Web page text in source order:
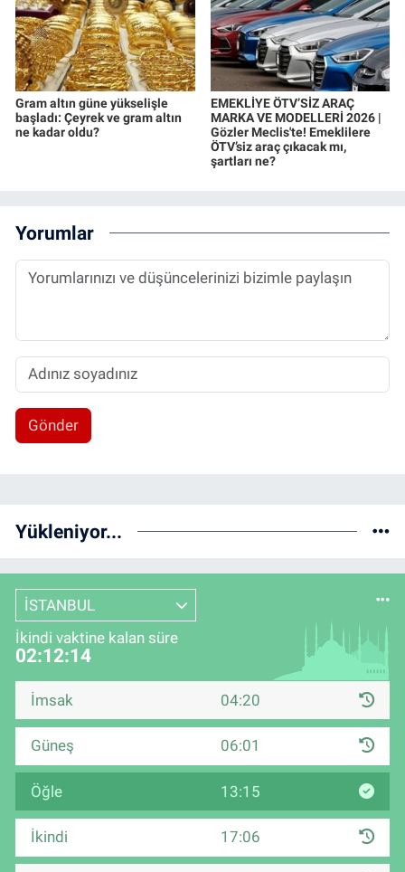
Gram altın güne yükselişle
başladı: Çeyrek ve gram altın
ne kadar oldu?
EMEKLİYE ÖTV’SİZ ARAÇ
MARKA VE MODELLERİ 2026 |
Gözler Meclis'te! Emeklilere
ÖTV’siz araç çıkacak mı,
şartları ne?
Yorumlar
Gönder
Yükleniyor...
İSTANBUL
İkindi vaktine kalan süre
02:12:14
İmsak 04:20
Güneş 06:01
Öğle 13:15
İkindi 17:06